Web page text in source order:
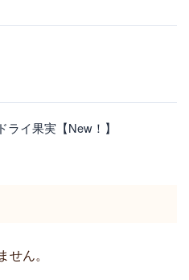
ライ果実【New！】
ん。